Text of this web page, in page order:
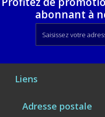
abonnant à
Liens
Adresse postale